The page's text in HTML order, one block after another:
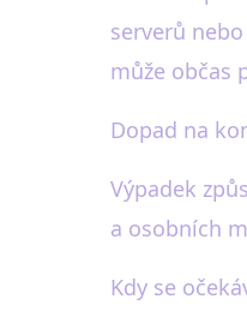
serverů
může občas
Dopad na
Výpadek
a osobních
Kdy se